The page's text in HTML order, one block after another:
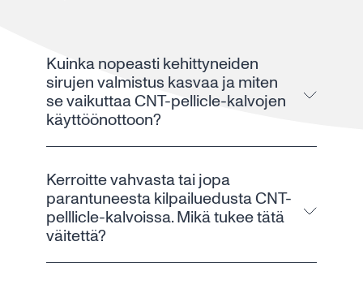
Kuinka nopeasti kehittyneiden
sirujen valmistus kasvaa ja miten
se vaikuttaa CNT-pellicle-kalvojen
käyttöönottoon?
Kerroitte vahvasta tai jopa
parantuneesta kilpailuedusta CNT-
pelllicle-kalvoissa. Mikä tukee tätä
väitettä?